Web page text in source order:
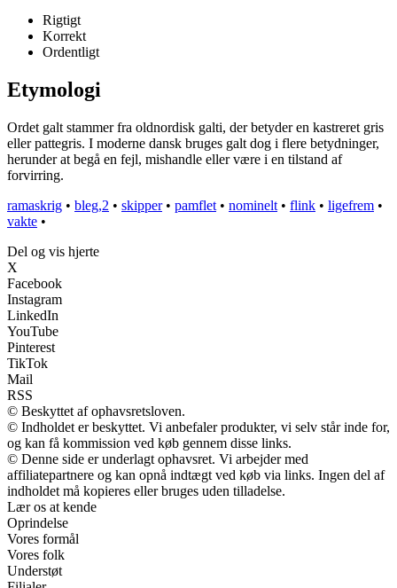
Rigtigt
Korrekt
Ordentligt
Etymologi
Ordet galt stammer fra oldnordisk galti, der betyder en kastreret gris
eller pattegris. I moderne dansk bruges galt dog i flere betydninger,
herunder at begå en fejl, mishandle eller være i en tilstand af
forvirring.
ramaskrig • bleg,2 • skipper• pamflet • nominelt • flink • ligefrem •
vakte •
Del og vis hjerte
X
Facebook
Instagram
LinkedIn
YouTube
Pinterest
TikTok
Mail
RSS
© Beskyttet af ophavsretsloven.
© Indholdet er beskyttet. Vi anbefaler produkter, vi selv står inde for,
og kan få kommission ved køb gennem disse links.
© Denne side er underlagt ophavsret. Vi arbejder med
affiliatepartnere og kan opnå indtægt ved køb via links. Ingen del af
indholdet må kopieres eller bruges uden tilladelse.
Lær os at kende
Oprindelse
Vores formål
Vores folk
Understøt